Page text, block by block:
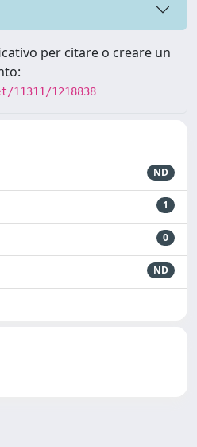
per citare o creare un
1218838
ND
1
0
ND